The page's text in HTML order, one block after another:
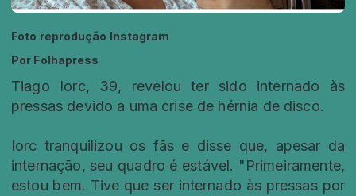
Foto reprodução Instagram
Por Folhapress
Tiago Iorc, 39, revelou ter sido internado às
pressas devido a uma crise de hérnia de disco.
Iorc tranquilizou os fãs e disse que, apesar da
internação, seu quadro é estável. "Primeiramente,
estou bem. Tive que ser internado às pressas por